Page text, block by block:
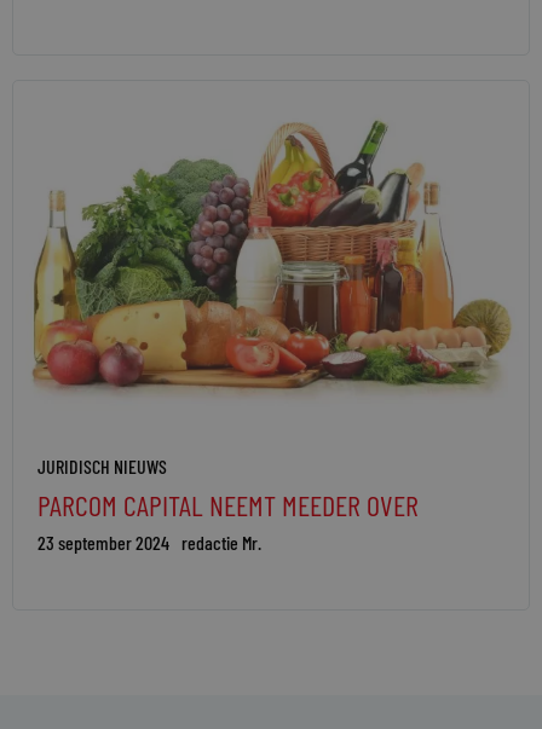
JURIDISCH NIEUWS
PARCOM CAPITAL NEEMT MEEDER OVER
23 september 2024 redactie Mr.